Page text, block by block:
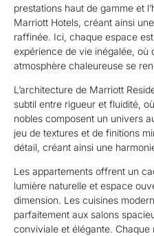
prestations haut de gamme et
Marriott Hotels, créant ainsi
raffinée. Ici, chaque espace
expérience de vie inégalée, où
atmosphère chaleureuse se
L’architecture de Marriott
subtil entre rigueur et fluidité,
nobles composent un univers
jeu de textures et de finitions
détail, créant ainsi une
Les appartements offrent un
lumière naturelle et espace
dimension. Les cuisines
parfaitement aux salons
conviviale et élégante. Chaque